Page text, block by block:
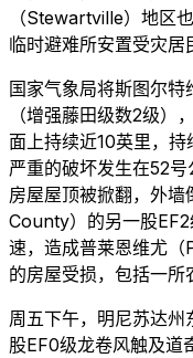
（Stewartville）地区
临时避难所安置受灾居
国家气象局将斯图尔
（增强藤田级数2级）
面上持续近10英里，
严重的破坏发生在52
房屋屋顶被掀翻，外
County）的另一股
速，造成普莱恩维尤
的房屋受损，包括一所
周五下午，明尼苏达
股EF0级龙卷风触及